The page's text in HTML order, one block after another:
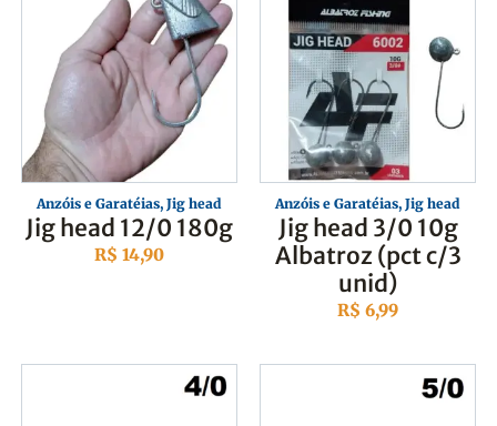
Anzóis e Garatéias, Jig head
Jig head 12/0 180g
R$ 14,90
Anzóis e Garatéias,Jig head
Jig head 3/0 10g
Albatroz (pct c/3
unid)
R$ 6,99